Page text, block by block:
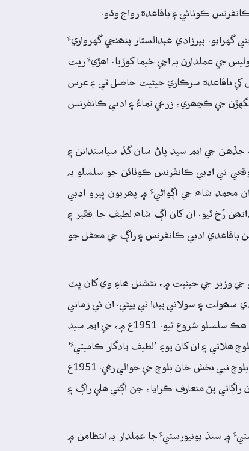
ڪوٺائي ۽ باقاعدہ رواج وڌو.
پيرزادي عبدالستار پنھنجي گهرواريءَ
عملدارن بہ اچي خيما کوڙيا. اھڙيءَ ريت
باقاعدہ سرڪاري حيثيت حاصل ٿي ۽ عرس
جي ڪچھري، زرعي نماءُ ۽ ادبي ڪانفرنس
جڏهن جي ايم سيد پاڻ سان گڏ سياستدانن ۽
تي ادبي ڪانفرنس ڪوٺائڻ جو سلسلو بہ
سيد ميران محمد شاھ جي اڳواڻيءَ ۾ پھريون ڀيرو ادبي
رُخ ٿيو. ان کان اڳ شاھ لطيف جا فقير ۽
باقاعدي ادبي ڪانفرنس ۽ راڳ جي محفل جو
سرڪار جي پي ڊبليو ڊي کاتي جي وزير جي حيثيت ۾، نئشنل ھاءِ وي کان ڀٽ
سھولت ۽ سولائي پيدا ٿي پيئي. ان ئي زماني
۾ سندس ئي ڪوششن سان ’لطيف يادگار ڪاميٽي‘ جو بنياد پيو ۽ شاھ جي ورسين جو منظم نموني سان ھڪ سلسلو شروع ٿيو. 1951ع ۾، جي ايم سيد
ھلائي ۽ ان کان پوءِ ’لطيف يادگار ڪاميٽيءَ‘
پاران باقاعدي شاھ لطيف جي عرسن جي موقعي تي ٿيندڙ ادبي ڪانفرنسن جي ڪارروائي ۽ ميزباني ڊاڪٽر بلوچ نبي بخش خان بلوچ جي حوالي رهي. 1951ع
راڳائي پڻ متعارف ڪرايا، جن اڳتي ھلي راڳ ۽
۾ سنڌ يونيورسٽيءَ جا عملدار بہ انتظامن ۾